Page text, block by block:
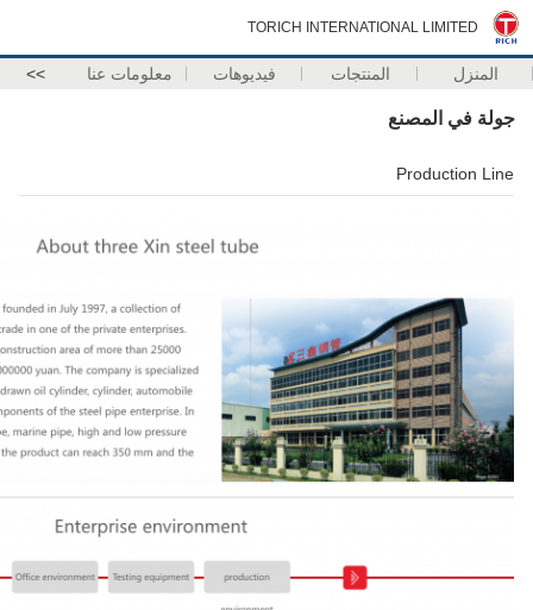
TORICH INTERNATIONAL LIMITED
المنزل المنتجات فيديوهات معلومات عنا >>
جولة في المصنع
Production Line